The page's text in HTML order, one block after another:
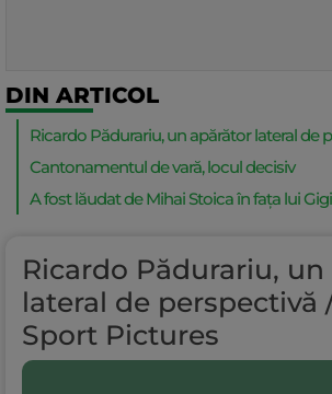
DIN ARTICOL
Ricardo Pădurariu, un apărător lateral de
Cantonamentul de vară, locul decisiv
A fost lăudat de Mihai Stoica în fața lui
Ricardo Pădurariu,
lateral de perspectivă
Sport Pictures